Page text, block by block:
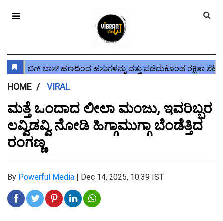
HOME VIRAL
ಮತ್ತೆ ಒಂದಾದ ಲೀಲಾ ಮಂಜು, ಇವರಿಬ್ಬರ
ಲವ್ವಿಡವ್ವಿ ನೋಡಿ ಹಿಗ್ಗಾಮುಗ್ಗಾ ಬೆಂಡೆತ್ತಿದ
ರಂಗಣ್ಣ
By Powerful Media | Dec 14, 2025, 10:39 IST